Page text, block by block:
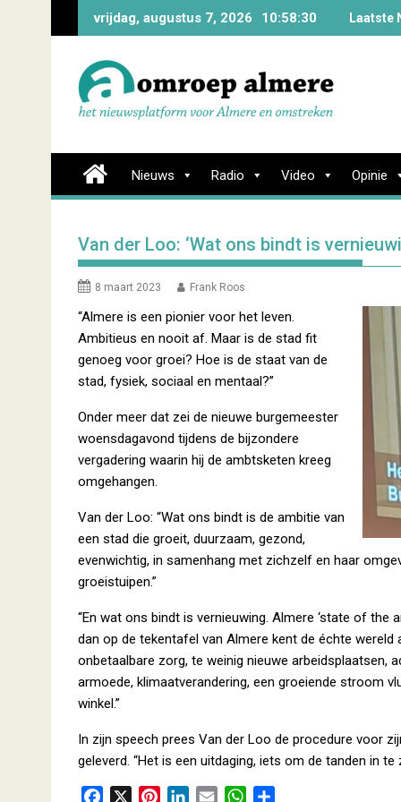
vrijdag, augustus 7, 2026 10:58:30 Laatste
Nieuws Radio Video Opinie
Van der Loo: ‘Wat ons bindt is
8 maart 2023 Frank Roos
“Almere is een pionier voor het leven.
Ambitieus en nooit af. Maar is de stad fit
genoeg voor groei? Hoe is de staat van de
stad, fysiek, sociaal en mentaal?”
Onder meer dat zei de nieuwe burgemeester
woensdagavond tijdens de bijzondere
vergadering waarin hij de ambtsketen kreeg
omgehangen.
Van der Loo: “Wat ons bindt is de ambitie van
een stad die groeit, duurzaam, gezond,
evenwichtig, in samenhang met zichzelf en haar
groeistuipen.”
“En wat ons bindt is vernieuwing. Almere ‘state of the
dan op de tekentafel van Almere kent de échte wereld
onbetaalbare zorg, te weinig nieuwe arbeidsplaatsen,
armoede, klimaatverandering, een groeiende stroom
winkel.”
In zijn speech prees Van der Loo de procedure voor
geleverd. “Het is een uitdaging, iets om de tanden in
W